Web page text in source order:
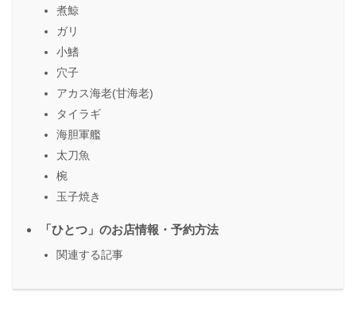
煮鯨
ガリ
小鰭
穴子
アカス海老(甘海老)
タイラギ
海胆軍艦
太刀魚
椀
玉子焼き
「ひとつ」のお店情報・予約方法
関連する記事